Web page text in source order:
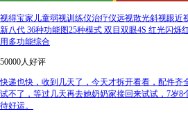
视得宝家儿童弱视训练仪治疗仪远视散光斜视眼近
新八代 36种功能图25种模式 双目双眼4S 红光闪烁
用多功能综合
50000人好评
快递也快，收到几天了，今天才拆开看看，配件齐
试不了，等过几天再去她奶奶家接回来试试，7岁8
待好运。